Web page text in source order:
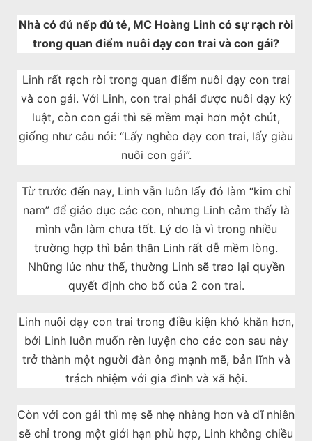
Nhà có đủ nếp đủ tẻ, MC Hoàng Linh có sự rạch ròi
trong quan điểm nuôi dạy con trai và con gái?
Linh rất rạch ròi trong quan điểm nuôi dạy con trai
và con gái. Với Linh, con trai phải được nuôi dạy kỷ
luật, còn con gái thì sẽ mềm mại hơn một chút,
giống như câu nói: “Lấy nghèo dạy con trai, lấy giàu
nuôi con gái”.
Từ trước đến nay, Linh vẫn luôn lấy đó làm “kim chỉ
nam” để giáo dục các con, nhưng Linh cảm thấy là
mình vẫn làm chưa tốt. Lý do là vì trong nhiều
trường hợp thì bản thân Linh rất dễ mềm lòng.
Những lúc như thế, thường Linh sẽ trao lại quyền
quyết định cho bố của 2 con trai.
Linh nuôi dạy con trai trong điều kiện khó khăn hơn,
bởi Linh luôn muốn rèn luyện cho các con sau này
trở thành một người đàn ông mạnh mẽ, bản lĩnh và
trách nhiệm với gia đình và xã hội.
Còn với con gái thì mẹ sẽ nhẹ nhàng hơn và dĩ nhiên
sẽ chỉ trong một giới hạn phù hợp, Linh không chiều